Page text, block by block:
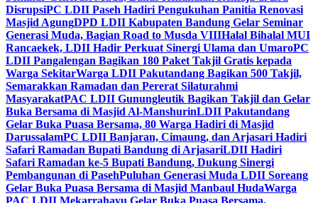
DisrupsiPC LDII Paseh Hadiri Pengukuhan Panitia Renovasi
Masjid AgungDPD LDII Kabupaten Bandung Gelar Seminar
Generasi Muda, Bagian Road to Musda VIIIHalal Bihalal MUI
Rancaekek, LDII Hadir Perkuat Sinergi Ulama dan UmaroPC
LDII Pangalengan Bagikan 180 Paket Takjil Gratis kepada
Warga SekitarWarga LDII Pakutandang Bagikan 500 Takjil,
Semarakkan Ramadan dan Pererat Silaturahmi
MasyarakatPAC LDII Gunungleutik Bagikan Takjil dan Gelar
Buka Bersama di Masjid Al-ManshurinLDII Pakutandang
Gelar Buka Puasa Bersama, 80 Warga Hadiri di Masjid
DarussalamPC LDII Banjaran, Cimaung, dan Arjasari Hadiri
Safari Ramadan Bupati Bandung di ArjasariLDII Hadiri
Safari Ramadan ke-5 Bupati Bandung, Dukung Sinergi
Pembangunan di PasehPuluhan Generasi Muda LDII Soreang
Gelar Buka Puasa Bersama di Masjid Manbaul HudaWarga
PAC LDII Mekarrahayu Gelar Buka Puasa Bersama,